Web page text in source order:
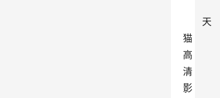
天
猫
高
清
影